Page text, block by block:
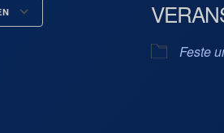
Google Kalender
Feste